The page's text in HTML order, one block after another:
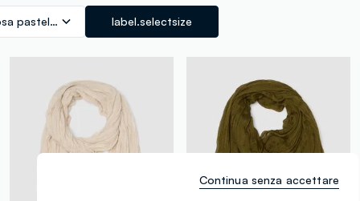
pastello label.selectsize
Continua senza accettare